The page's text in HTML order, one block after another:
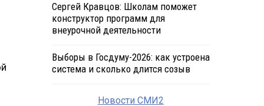
Сергей Кравцов: Школам поможет
конструктор программ для
внеурочной деятельности
Выборы в Госдуму-2026: как устроена
система и сколько длится созыв
Новости СМИ2